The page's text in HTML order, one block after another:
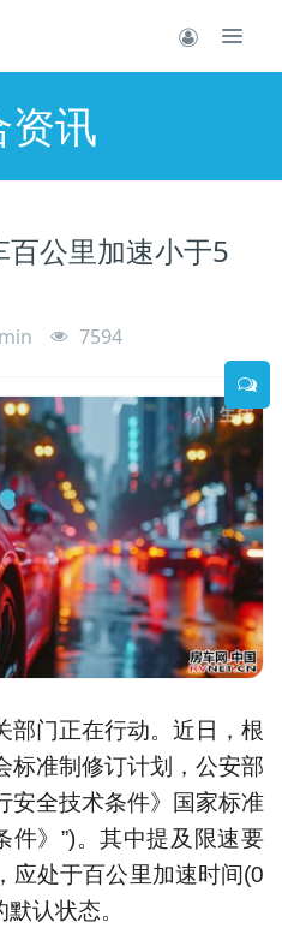
资讯
公里加速小于5
7594
部门正在行动。近日，根
标准制修订计划，公安部
安全技术条件》国家标准
件》”)。其中提及限速要
应处于百公里加速时间(0
认状态。